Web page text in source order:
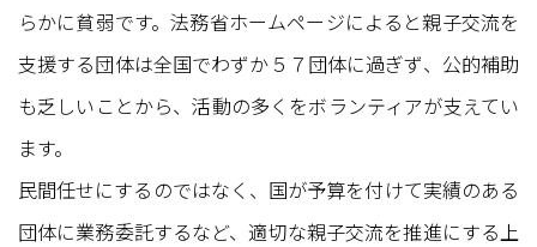
らかに貧弱です。法務省ホームページによると親子交流を
支援する団体は全国でわずか５７団体に過ぎず、公的補助
も乏しいことから、活動の多くをボランティアが支えてい
ます。
民間任せにするのではなく、国が予算を付けて実績のある
団体に業務委託するなど、適切な親子交流を推進にする上